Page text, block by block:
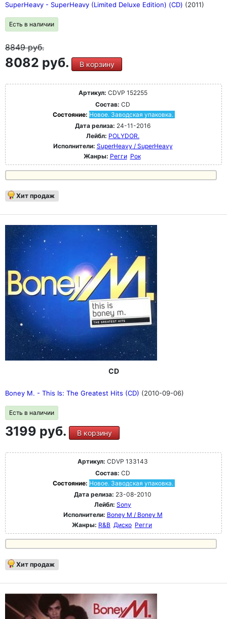
SuperHeavy - SuperHeavy (Limited Deluxe Edition) (CD) (2011)
Есть в наличии
8849руб.
8082 руб. В корзину
Артикул: CDVP 152255
Состав: CD
Состояние: Новое. Заводская упаковка.
Дата релиза: 24-11-2016
Лейбл: POLYDOR.
Исполнители: SuperHeavy / SuperHeavy
Жанры: Регги Рок
Хит продаж
CD
Boney M. - This Is: The Greatest Hits (CD) (2010-09-06)
Есть в наличии
3199 руб. В корзину
Артикул: CDVP 133143
Состав: CD
Состояние: Новое. Заводская упаковка.
Дата релиза: 23-08-2010
Лейбл: Sony
Исполнители: Boney M / Boney M
Жанры: R&B Диско Регги
Хит продаж